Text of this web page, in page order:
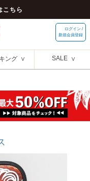
こちら
ログイン /
新規会員登録
ング SALE